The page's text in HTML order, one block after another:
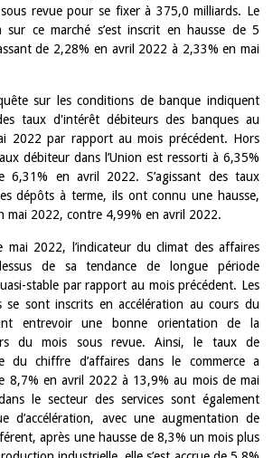
revue pour se fixer à 375,0 milliards. Le
sur ce marché s’est inscrit en hausse de 5
de 2,28% en avril 2022 à 2,33% en mai
sur les conditions de banque indiquent
taux d'intérêt débiteurs des banques au
2022 par rapport au mois précédent. Hors
débiteur dans l’Union est ressorti à 6,35%
6,31% en avril 2022. S’agissant des taux
dépôts à terme, ils ont connu une hausse,
mai 2022, contre 4,99% en avril 2022.
2022, l’indicateur du climat des affaires
de sa tendance de longue période
stable par rapport au mois précédent. Les
se sont inscrits en accélération au cours du
entrevoir une bonne orientation de la
du mois sous revue. Ainsi, le taux de
du chiffre d’affaires dans le commerce a
8,7% en avril 2022 à 13,9% au mois de mai
le secteur des services sont également
d’accélération, avec une augmentation de
après une hausse de 8,3% un mois plus